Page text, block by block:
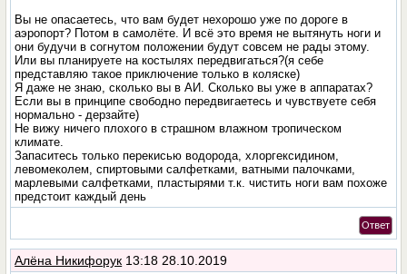
Вы не опасаетесь, что вам будет нехорошо уже по дороге в
аэропорт? Потом в самолёте. И всё это время не вытянуть ноги и
они будучи в согнутом положении будут совсем не рады этому.
Или вы планируете на костылях передвигаться?(я себе
представляю такое приключение только в коляске)
Я даже не знаю, сколько вы в АИ. Сколько вы уже в аппаратах?
Если вы в принципе свободно передвигаетесь и чувствуете себя
нормально - дерзайте)
Не вижу ничего плохого в страшном влажном тропическом
климате.
Запаситесь только перекисью водорода, хлоргексидином,
левомеколем, спиртовыми салфетками, ватными палочками,
марлевыми салфетками, пластырями т.к. чистить ноги вам похоже
предстоит каждый день
Ответ
Алёна Никифорук 13:18 28.10.2019